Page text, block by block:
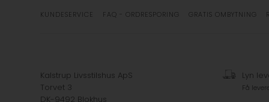
KUNDESERVICE FAQ - ORDRESPORING GRATIS OMBYTNING
Kalstrup Livsstilshus ApS
Torvet 3
DK-9492 Blokhus
Lyn
Få